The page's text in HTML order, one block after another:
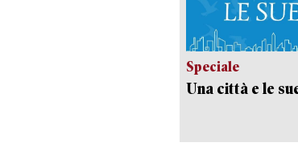
Speciale
Una città e le